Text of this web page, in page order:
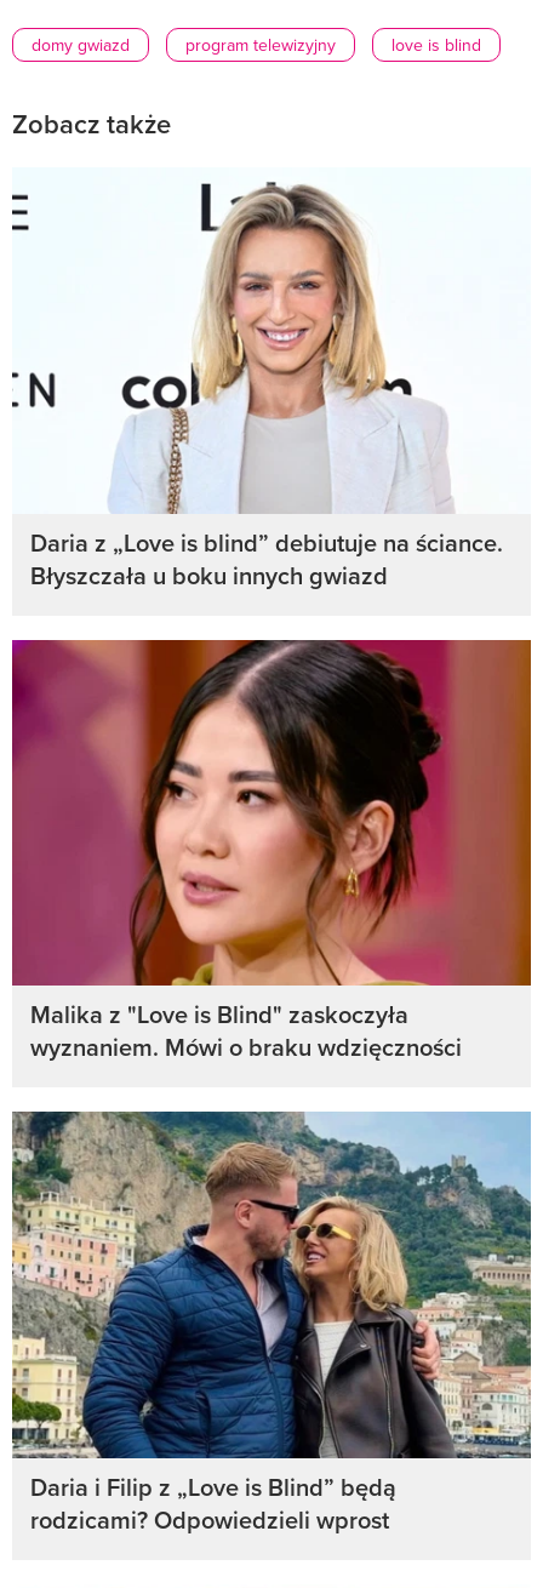
domy gwiazd program telewizyjny love is blind
Zobacz także
Daria z „Love is blind” debiutuje na ściance.
Błyszczała u boku innych gwiazd
Malika z "Love is Blind" zaskoczyła
wyznaniem. Mówi o braku wdzięczności
Daria i Filip z „Love is Blind” będą
rodzicami? Odpowiedzieli wprost